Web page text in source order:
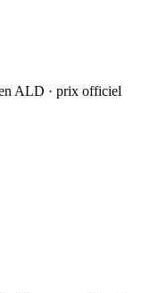
ALD · prix officiel